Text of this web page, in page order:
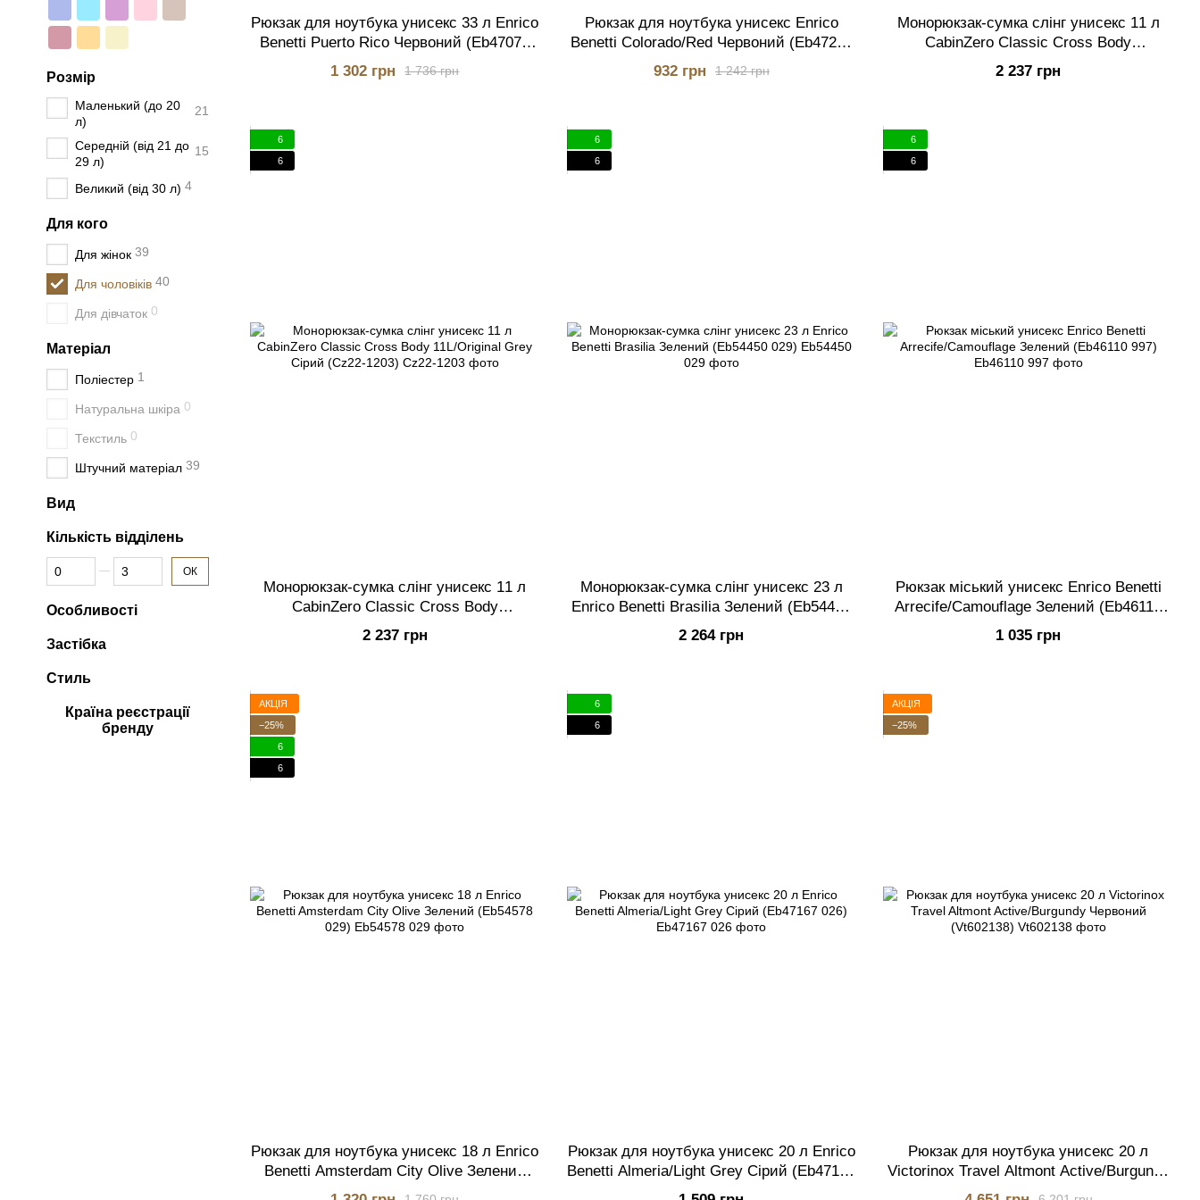
Рюкзак для ноутбука унисекс 33 л Enrico
Benetti Puerto Rico Червоний (Eb47079
017)
1 736 грн
1 302 грн
Рюкзак для ноутбука унисекс Enrico
Benetti Colorado/Red Червоний (Eb47208
017)
1 242 грн
932 грн
Монорюкзак-сумка слінг унисекс 11 л
CabinZero Classic Cross Body
11L/Georgian Khaki Зелений (Cz22-1802)
2 237 грн
6
6
Монорюкзак-сумка слінг унисекс 11 л
CabinZero Classic Cross Body
11L/Original Grey Сірий (Cz22-1203)
2 237 грн
6
6
Монорюкзак-сумка слінг унисекс 23 л
Enrico Benetti Brasilia Зелений (Eb54450
029)
2 264 грн
6
6
Рюкзак міський унисекс Enrico Benetti
Arrecife/Camouflage Зелений (Eb46110
997)
1 035 грн
АКЦІЯ
−25%
6
6
Рюкзак для ноутбука унисекс 18 л Enrico
Benetti Amsterdam City Olive Зелений
(Eb54578 029)
6
6
Рюкзак для ноутбука унисекс 20 л Enrico
Benetti Almeria/Light Grey Сірий (Eb47167
026)
АКЦІЯ
−25%
Рюкзак для ноутбука унисекс 20 л
Victorinox Travel Altmont Active/Burgundy
Червоний (Vt602138)
Розмір
Маленький (до 20
л)
21
Середній (від 21 до
29 л)
15
Великий (від 30 л) 4
Для кого
Для жінок 39
Для чоловіків 40
Для дівчаток 0
Матеріал
Поліестер 1
Натуральна шкіра 0
Текстиль 0
Штучний матеріал 39
Вид
Кількість відділень
Від Кількість відділень
До Кількість відділень ОК
Особливості
Застібка
Стиль
Країна реєстрації
бренду